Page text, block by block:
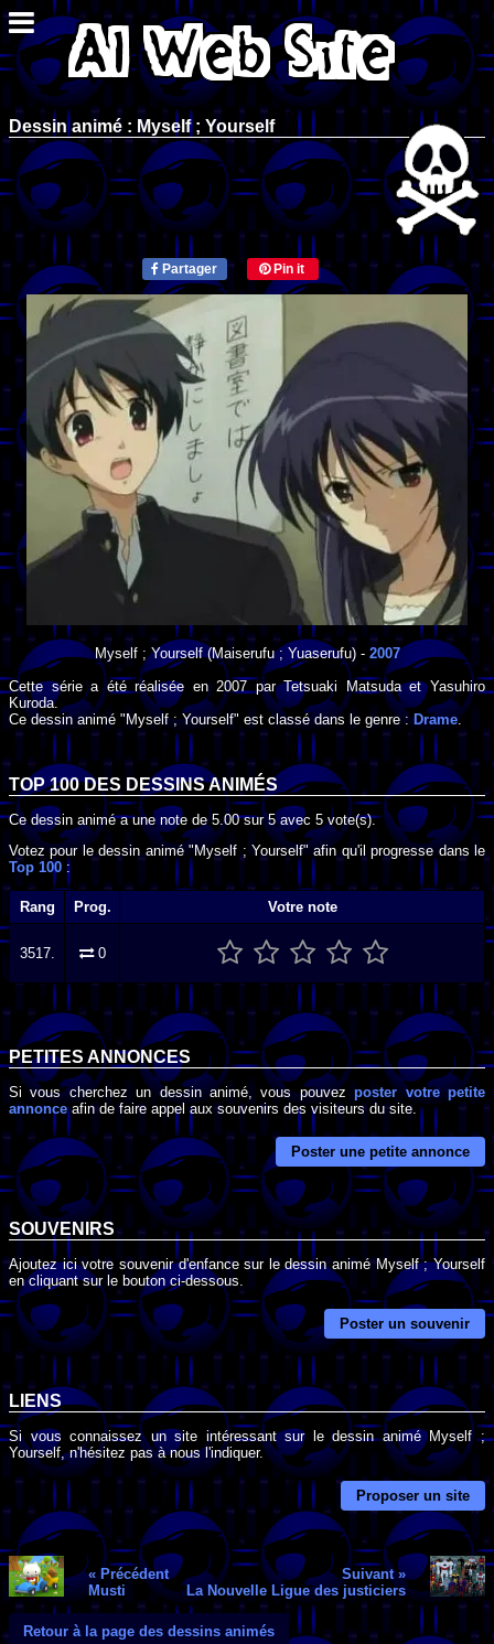
Dessin animé : Myself ; Yourself
Partager Pin it
Myself ; Yourself(Maiserufu ; Yuaserufu) - 2007
Cette série a été réalisée en 2007 parTetsuaki MatsudaetYasuhiro
Kuroda.
Ce dessin animé "Myself ; Yourself" est classé dans le genre :Drame.
TOP 100 DES DESSINS ANIMÉS
Ce dessin animé a une note de5.00sur5avec 5 vote(s).
Votez pour le dessin animé "Myself ; Yourself" afin qu'il progresse dans le
Top 100 :
Rang Prog. Votre note
3517. 0
PETITES ANNONCES
Si vous cherchez un dessin animé, vous pouvezposter votre petite
annonceafin de faire appel aux souvenirs des visiteurs du site.
Poster une petite annonce
SOUVENIRS
Ajoutez ici votre souvenir d'enfance sur le dessin animé Myself ; Yourself
en cliquant sur le bouton ci-dessous.
Poster un souvenir
LIENS
Si vous connaissez un site intéressant sur le dessin animé Myself ;
Yourself, n'hésitez pas à nous l'indiquer.
Proposer un site
« Précédent
Musti
Suivant »
La Nouvelle Ligue des justiciers
Retour à la page des dessins animés